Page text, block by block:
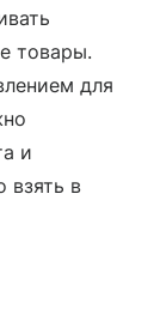
товары.
для
и
в